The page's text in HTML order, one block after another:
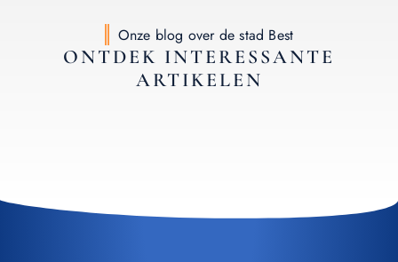
Onze blog over de stad Best
ONTDEK INTERESSANTE
ARTIKELEN